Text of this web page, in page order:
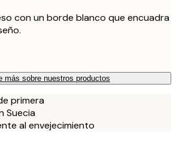
con un borde blanco que encuadra
más sobre nuestros productos
primera
Suecia
al envejecimiento